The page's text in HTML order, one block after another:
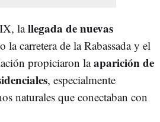
lallegada de nuevas
la carretera de la Rabassada y el
propiciaron laaparición de
, especialmente
naturales que conectaban con